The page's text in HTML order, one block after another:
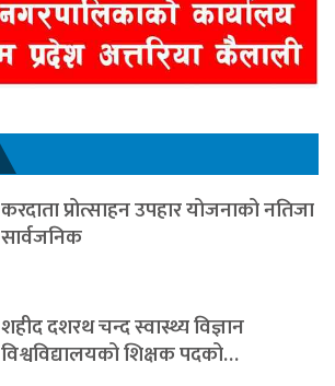
करदाता प्रोत्साहन उपहार योजनाको नतिजा
सार्वजनिक
शहीद दशरथ चन्द स्वास्थ्य विज्ञान
विश्वविद्यालयको शिक्षक पदको…